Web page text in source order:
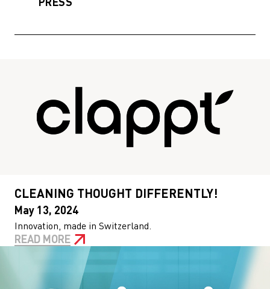
CLEANING THOUGHT DIFFERENTLY!
May 13, 2024
Innovation, made in Switzerland.
READ MORE